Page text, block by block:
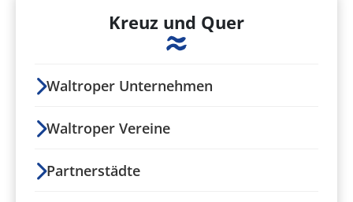
Kreuz und Quer
Waltroper Unternehmen
Waltroper Vereine
Partnerstädte